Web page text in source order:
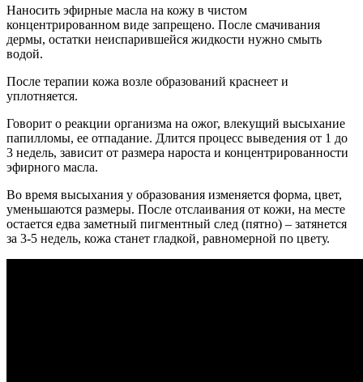
Наносить эфирные масла на кожу в чистом
концентрированном виде запрещено. После смачивания
дермы, остатки неиспарившейся жидкости нужно смыть
водой.
После терапии кожа возле образований краснеет и
уплотняется.
Говорит о реакции организма на ожог, влекущий высыхание
папилломы, ее отпадание. Длится процесс выведения от 1 до
3 недель, зависит от размера нароста и концентрированности
эфирного масла.
Во время высыхания у образования изменяется форма, цвет,
уменьшаются размеры. После отслаивания от кожи, на месте
остается едва заметный пигментный след (пятно) – затянется
за 3-5 недель, кожа станет гладкой, равномерной по цвету.